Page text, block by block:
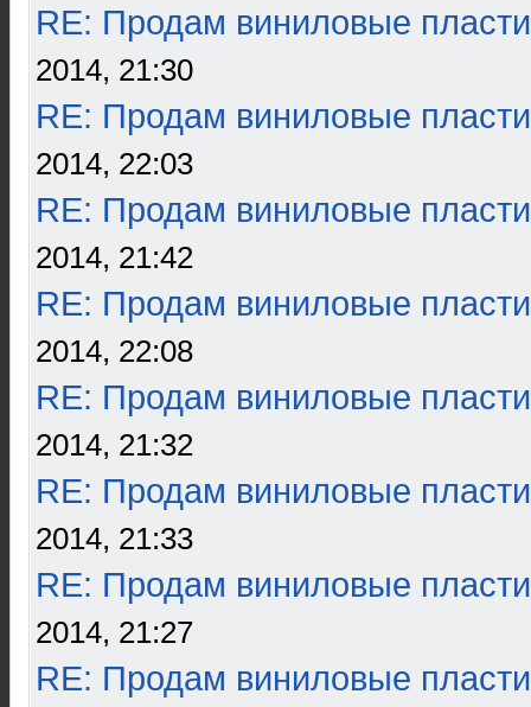
RE: Продам виниловые
2014, 21:30
RE: Продам виниловые
2014, 22:03
RE: Продам виниловые
2014, 21:42
RE: Продам виниловые
2014, 22:08
RE: Продам виниловые
2014, 21:32
RE: Продам виниловые
2014, 21:33
RE: Продам виниловые
2014, 21:27
RE: Продам виниловые